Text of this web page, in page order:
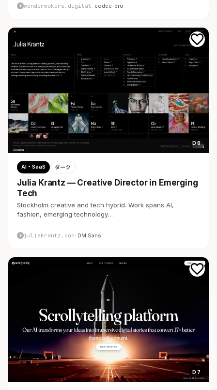
wondermakers.digital · codec-pro
D 6
AI・SaaS ダーク
Julia Krantz — Creative Director in Emerging
Tech
Stockholm creative and tech hybrid. Work spans AI,
fashion, emerging technology…
juliakrantz.com· DM Sans
D 7